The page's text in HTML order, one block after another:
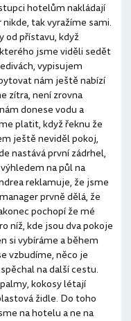
hotelům nakládají
tak vyražíme sami.
od přístavu, když
jsme viděli sedět
vypisujem
nám ještě nabízí
zítra, není zrovna
donese vodu a
platit, když řeknu že
ještě neviděl pokoj,
nastává první zádrhel,
na půl na
reklamuje, že jsme
prvně dělá, že
pochopí že mé
níž, kde jsou dva pokoje
si vybíráme a během
vzbudíme, něco je
na další cestu.
kokosy létají
židle. Do toho
na hotelu a ne na